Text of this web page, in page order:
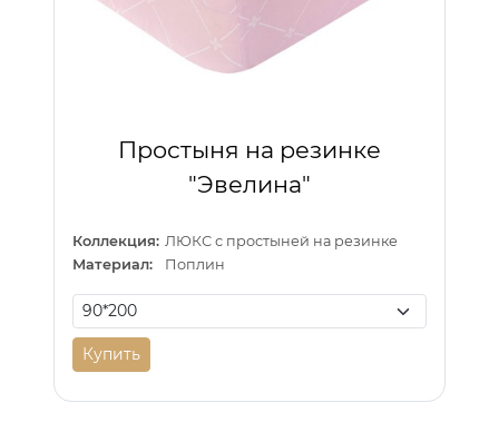
Простыня на резинке
"Эвелина"
Коллекция: ЛЮКС с простыней на резинке
Материал:
Поплин
Купить